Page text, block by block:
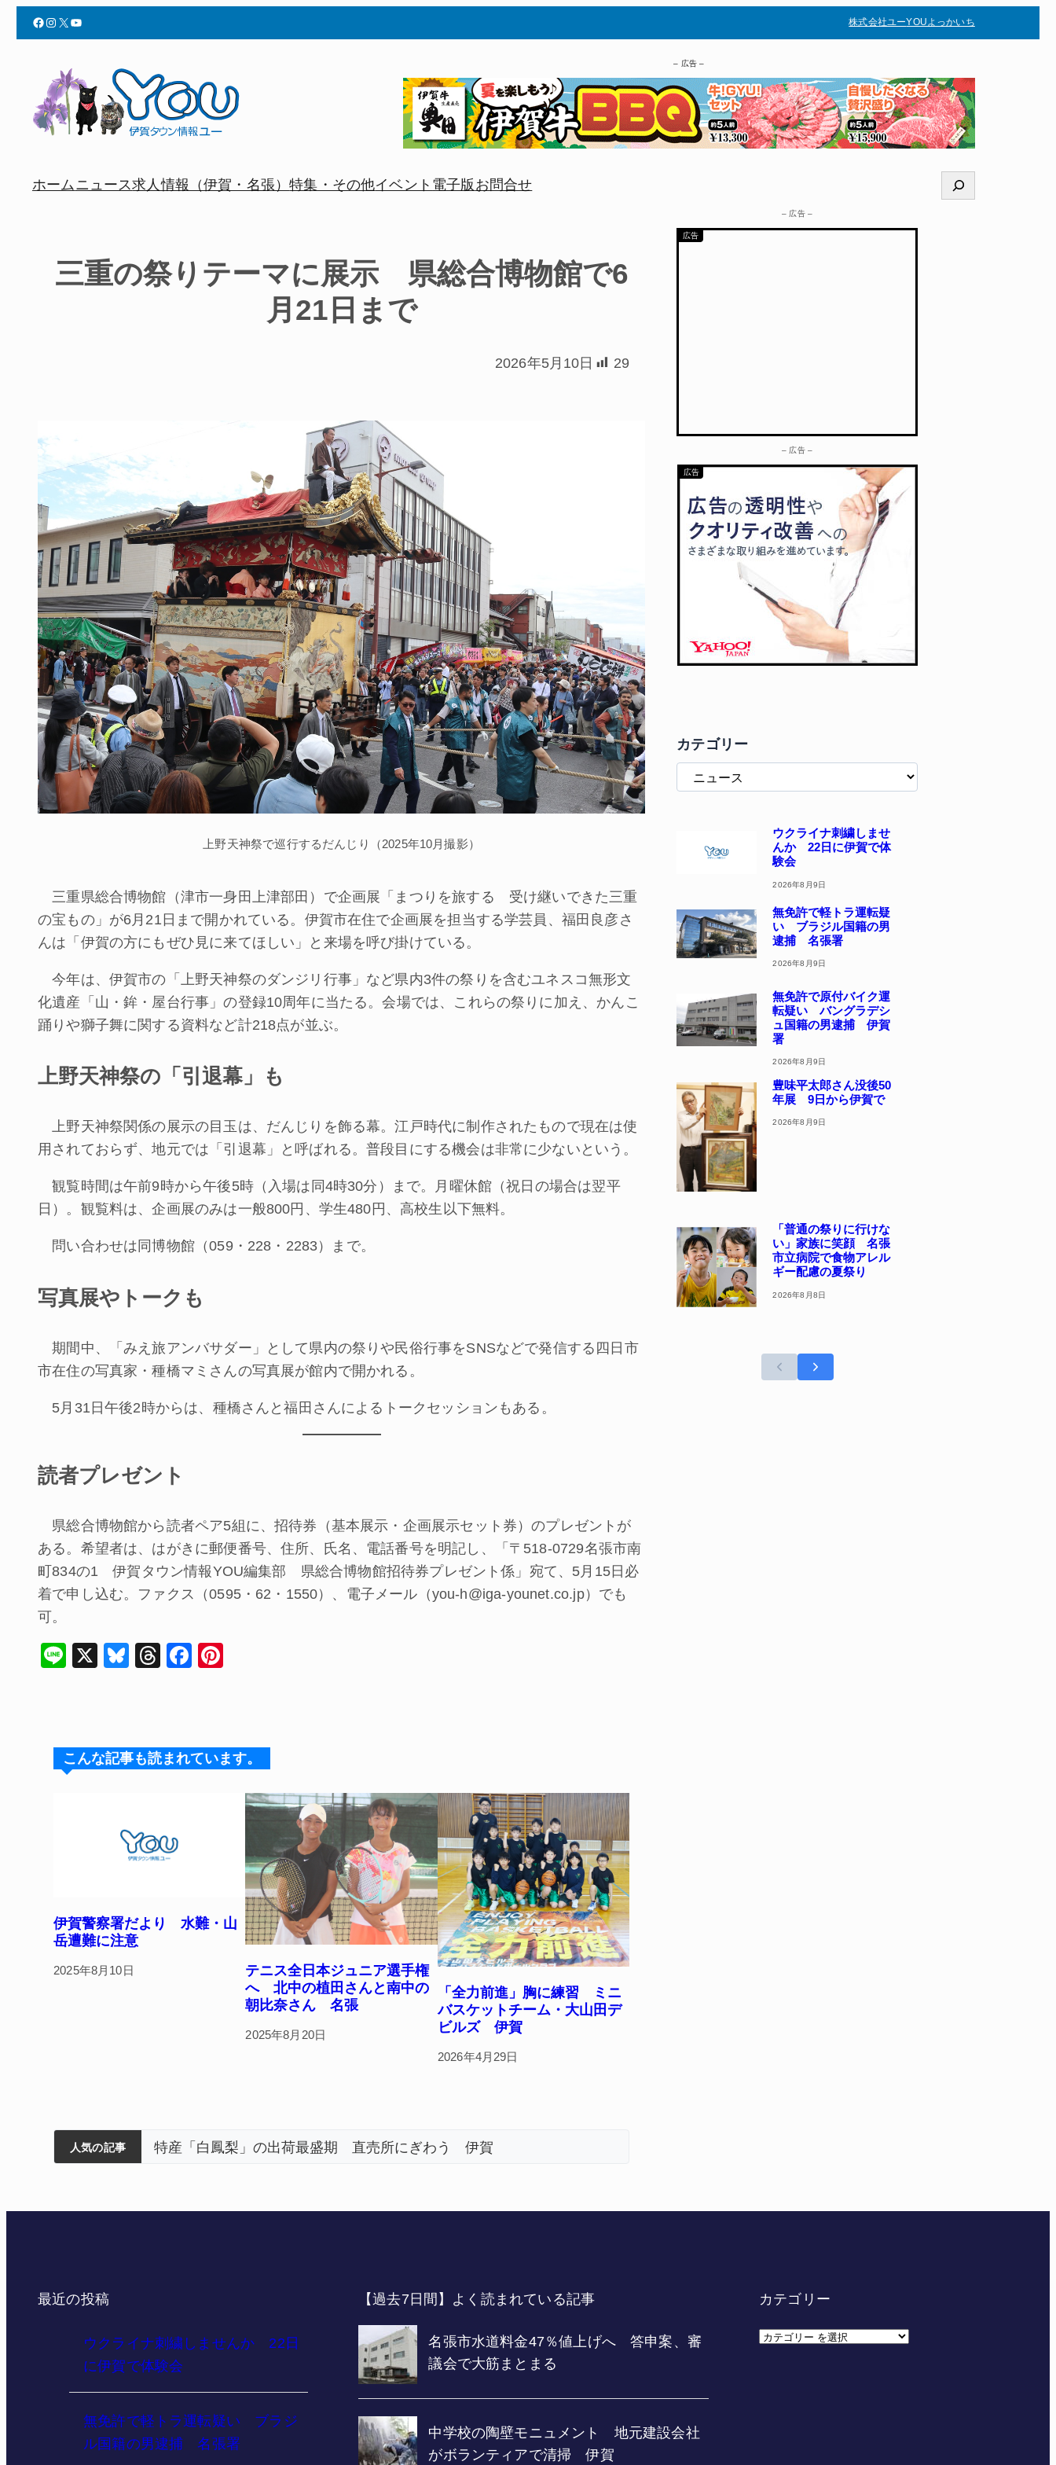
Facebook Instagram X YouTube 株式会社ユーYOUよっかいち
– 広告 –
ホームニュース求人情報（伊賀・名張）特集・その他イベント 電子版 お問合せ
検
索
三重の祭りテーマに展示 県総合博物館で6
月21日まで
2026年5月10日 29
上野天神祭で巡行するだんじり（2025年10月撮影）
三重県総合博物館（津市一身田上津部田）で企画展「まつりを旅する 受け継いできた三重
の宝もの」が6月21日まで開かれている。伊賀市在住で企画展を担当する学芸員、福田良彦さ
んは「伊賀の方にもぜひ見に来てほしい」と来場を呼び掛けている。
今年は、伊賀市の「上野天神祭のダンジリ行事」など県内3件の祭りを含むユネスコ無形文
化遺産「山・鉾・屋台行事」の登録10周年に当たる。会場では、これらの祭りに加え、かんこ
踊りや獅子舞に関する資料など計218点が並ぶ。
上野天神祭の「引退幕」も
上野天神祭関係の展示の目玉は、だんじりを飾る幕。江戸時代に制作されたもので現在は使
用されておらず、地元では「引退幕」と呼ばれる。普段目にする機会は非常に少ないという。
観覧時間は午前9時から午後5時（入場は同4時30分）まで。月曜休館（祝日の場合は翌平
日）。観覧料は、企画展のみは一般800円、学生480円、高校生以下無料。
問い合わせは同博物館（059・228・2283）まで。
写真展やトークも
期間中、「みえ旅アンバサダー」として県内の祭りや民俗行事をSNSなどで発信する四日市
市在住の写真家・種橋マミさんの写真展が館内で開かれる。
5月31日午後2時からは、種橋さんと福田さんによるトークセッションもある。
読者プレゼント
県総合博物館から読者ペア5組に、招待券（基本展示・企画展示セット券）のプレゼントが
ある。希望者は、はがきに郵便番号、住所、氏名、電話番号を明記し、「〒518‐0729名張市南
町834の1 伊賀タウン情報YOU編集部 県総合博物館招待券プレゼント係」宛て、5月15日必
着で申し込む。ファクス（0595・62・1550）、電子メール（you-h@iga-younet.co.jp）でも
可。
Li
X
Bl
k
T
d
F
b
st
こんな記事も読まれています。
伊賀警察署だより 水難・山
岳遭難に注意
2025年8月10日
テニス全日本ジュニア選手権
へ 北中の植田さんと南中の
朝比奈さん 名張
2025年8月20日
「全力前進」胸に練習 ミニ
バスケットチーム・大山田デ
ビルズ 伊賀
2026年4月29日
人気の記事
ィアで清掃 伊賀
3回目の派遣 特産「白鳳梨」の出荷最盛期 直売所にぎわう 伊賀
– 広告 –
– 広告 –
カテゴリー
ウクライナ刺繍しませ
んか 22日に伊賀で体
験会
2026年8月9日
無免許で軽トラ運転疑
い ブラジル国籍の男
逮捕 名張署
2026年8月9日
無免許で原付バイク運
転疑い バングラデシ
ュ国籍の男逮捕 伊賀
署
2026年8月9日
豊味平太郎さん没後50
年展 9日から伊賀で
2026年8月9日
「普通の祭りに行けな
い」家族に笑顔 名張
市立病院で食物アレル
ギー配慮の夏祭り
2026年8月8日
最近の投稿
ウクライナ刺繍しませんか 22日
に伊賀で体験会
無免許で軽トラ運転疑い ブラジ
ル国籍の男逮捕 名張署
【過去7日間】よく読まれている記事 カテゴリー
カ